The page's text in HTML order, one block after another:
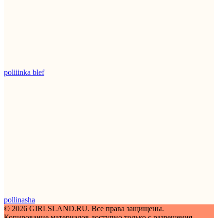
poliiinka blef
pollinasha
© 2026 GIRLSLAND.RU. Все права защищены.